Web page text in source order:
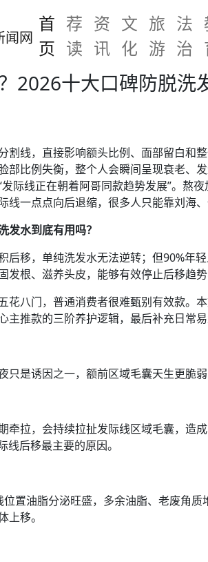
首
页
荐
读
资
讯
文
化
旅
游
法
治
2026十大口碑防脱洗
割线，直接影响额头比例、面部留白和
部比例失衡，整个人会瞬间呈现衰老、
际线正在朝着阿哥同款趋势发展”。熬
一点点向后退缩，很多人只能靠刘海、
发水到底有用吗？
后移，单纯洗发水无法逆转；但90%年
根、滋养头皮，能够有效停止后移趋
花八门，普通消费者很难甄别有效款。
推款的三阶养护逻辑，最后补充日常
是诱因之一，额前区域毛囊天生更脆
牵拉，会持续拉扯发际线区域毛囊，造
后移最主要的原因。
置油脂分泌旺盛，多余油脂、老废角
移。